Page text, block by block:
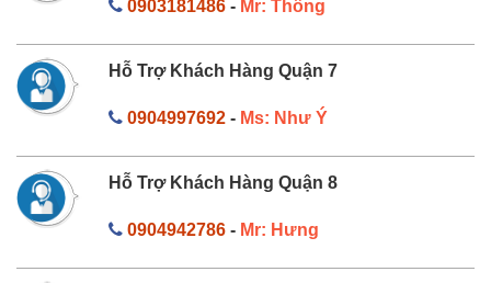
0903181486- Mr: Thông
Hỗ Trợ Khách Hàng Quận 7
0904997692- Ms: Như Ý
Hỗ Trợ Khách Hàng Quận 8
0904942786- Mr: Hưng